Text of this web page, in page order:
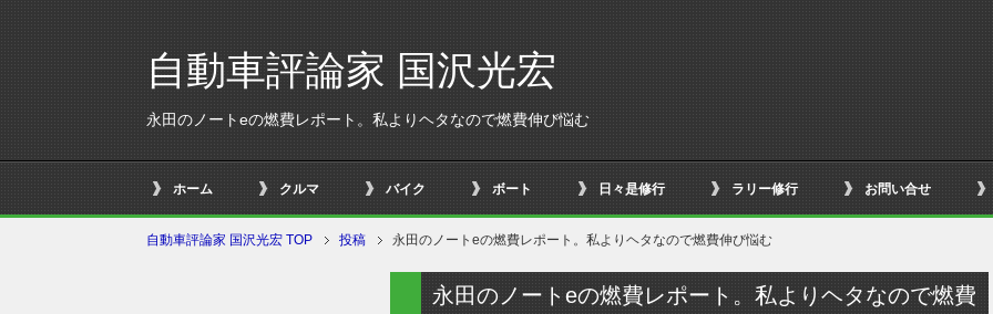
自動車評論家 国沢光宏
永田のノートeの燃費レポート。私よりヘタなので燃費伸び悩む
ホーム クルマ バイク ボート 日々是修行 ラリー修行 お問い合せ
自動車評論家 国沢光宏 TOP 投稿 永田のノートeの燃費レポート。私よりヘタなので燃費伸び悩む
永田のノートeの燃費レポート。私よりヘタなので燃費